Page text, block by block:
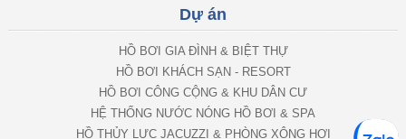
Dự án
HỒ BƠI GIA ĐÌNH & BIỆT THỰ
HỒ BƠI KHÁCH SẠN - RESORT
HỒ BƠI CÔNG CỘNG & KHU DÂN CƯ
HỆ THỐNG NƯỚC NÓNG HỒ BƠI & SPA
HỒ THỦY LỰC JACUZZI & PHÒNG XÔNG HƠI